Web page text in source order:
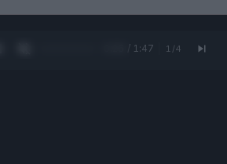
0:27 / 1:47 1 /4